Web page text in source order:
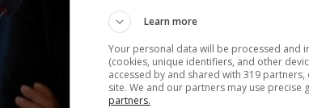
Learn more
Your personal data will be processed and
(cookies, unique identifiers, and other
accessed by and shared with 319
site. We and our partners may use precise
partners.